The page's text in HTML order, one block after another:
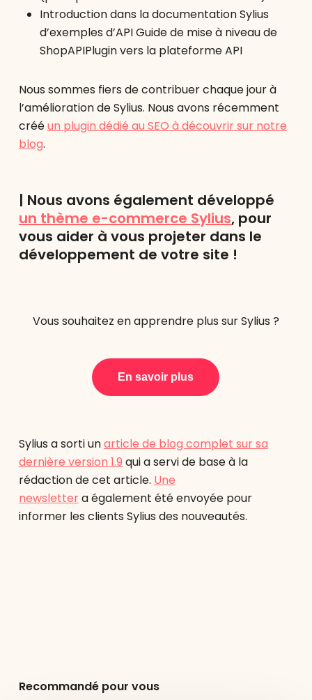
Introduction dans la documentation Sylius
d’exemples d’API Guide de mise à niveau de
ShopAPIPlugin vers la plateforme API
Nous sommes fiers de contribuer chaque jour à
l’amélioration de Sylius. Nous avons récemment
crééun plugin dédié au SEO à découvrir sur notre
blog.
| Nous avons également développé
un thème e-commerce Sylius, pour
vous aider à vous projeter dans le
développement de votre site !
Vous souhaitez en apprendre plus sur Sylius ?
En savoir plus
Sylius a sorti unarticle de blog complet sur sa
dernière version 1.9 qui a servi de base à la
rédaction de cet article. Une
newslettera également été envoyée pour
informer les clients Sylius des nouveautés.
Recommandé pour vous